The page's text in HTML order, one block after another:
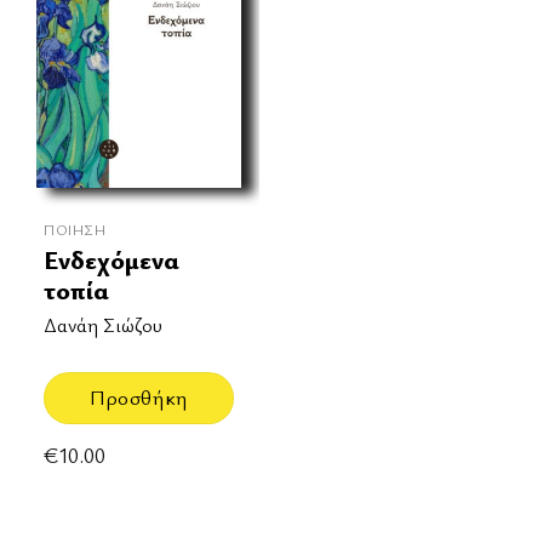
ΠΟΊΗΣΗ
Ενδεχόμενα
τοπία
Δανάη Σιώζου
Προσθήκη
€10.00